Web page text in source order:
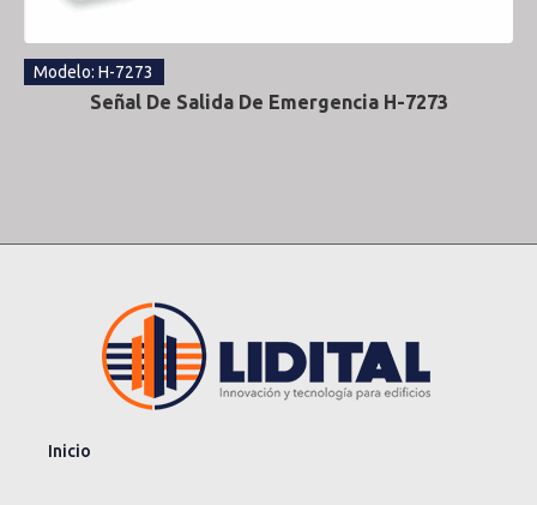
Modelo: H-7273
Señal De Salida De Emergencia H-7273
Inicio